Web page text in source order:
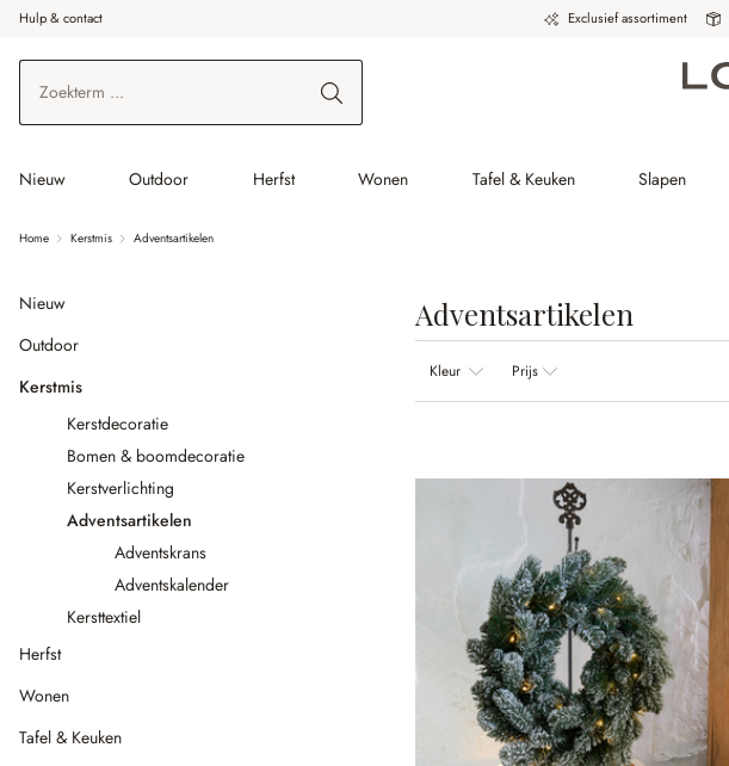
de hoofdinhoud
Ga naar zoeken
Ga naar de hoofdnavigatie
Hulp & contact Exclusief assortiment
Nieuw Outdoor Herfst Wonen Tafel & Keuken Slapen
Home Kerstmis Adventsartikelen
Nieuw
Outdoor
Kerstmis
Kerstdecoratie
Bomen & boomdecoratie
Kerstverlichting
Adventsartikelen
Adventskrans
Adventskalender
Kersttextiel
Herfst
Wonen
Tafel & Keuken
Adventsartikelen
Kleur Prijs